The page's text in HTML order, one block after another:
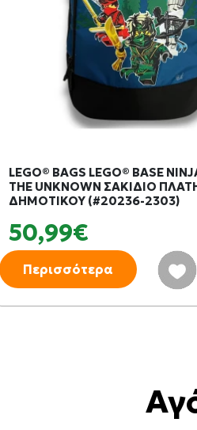
LEGO® BAGS LEGO® BASE
THE UNKNOWN ΣΑΚΙΔΙΟ
ΔΗΜΟΤΙΚΟΥ (#20236-2303)
50,99€
Περισσότερα